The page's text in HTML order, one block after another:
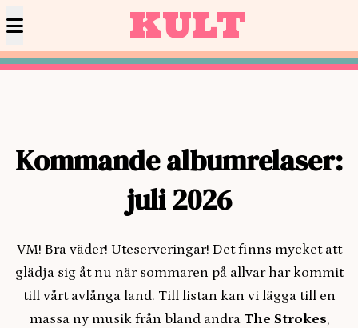
KULT
Kommande albumrelaser:
juli 2026
VM! Bra väder! Uteserveringar! Det finns mycket att
glädja sig åt nu när sommaren på allvar har kommit
till vårt avlånga land. Till listan kan vi lägga till en
massa ny musik från bland andra The Strokes,